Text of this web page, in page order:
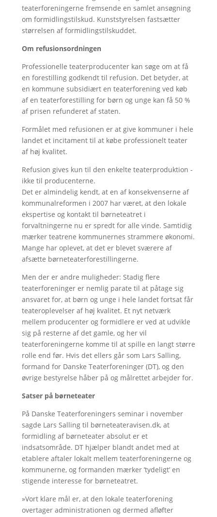
teaterforeningerne fremsende en samlet ansøgning
om formidlingstilskud. Kunststyrelsen fastsætter
størrelsen af formidlingstilskuddet.
Om refusionsordningen
Professionelle teaterproducenter kan søge om at få
en forestilling godkendt til refusion. Det betyder, at
en kommune subsidiært en teaterforening ved køb
af en teaterforestilling for børn og unge kan få 50 %
af prisen refunderet af staten.
Formålet med refusionen er at give kommuner i hele
landet et incitament til at købe professionelt teater
af høj kvalitet.
Refusion gives kun til den enkelte teaterproduktion -
ikke til producenterne.
Det er almindelig kendt, at en af konsekvenserne af
kommunalreformen i 2007 har været, at den lokale
ekspertise og kontakt til børneteatret i
forvaltningerne nu er spredt for alle vinde. Samtidig
mærker teatrene kommunernes strammere økonomi.
Mange har oplevet, at det er blevet sværere af
afsætte børneteaterforestillingerne.
Men der er andre muligheder: Stadig flere
teaterforeninger er nemlig parate til at påtage sig
ansvaret for, at børn og unge i hele landet fortsat får
teateroplevelser af høj kvalitet. Et nyt netværk
mellem producenter og formidlere er ved at udvikle
sig på resterne af det gamle, og her vil
teaterforeningerne komme til at spille en langt større
rolle end før. Hvis det ellers går som Lars Salling,
formand for Danske Teaterforeninger (DT), og den
øvrige bestyrelse håber på og målrettet arbejder for.
Satser på børneteater
På Danske Teaterforeningers seminar i november
sagde Lars Salling til børneteateravisen.dk, at
formidling af børneteater absolut er et
indsatsområde. DT hjælper blandt andet med at
etablere aftaler lokalt mellem teaterforeningerne og
kommunerne, og formanden mærker ’tydeligt’ en
stigende interesse for børneteatret.
»Vort klare mål er, at den lokale teaterforening
overtager administrationen og dermed afløfter